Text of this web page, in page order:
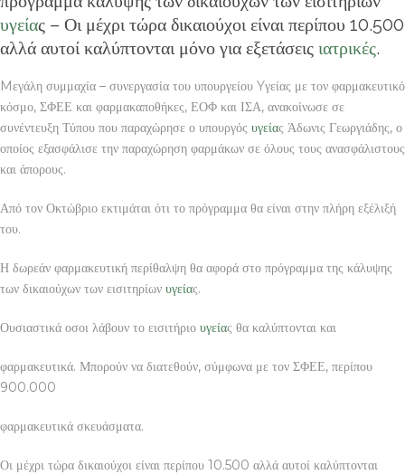
υγείας – Οι μέχρι τώρα δικαιούχοι είναι περίπου 10.500
αλλά αυτοί καλύπτονται μόνο για εξετάσεις ιατρικές.
Mεγάλη συμμαχία – συνεργασία του υπουργείου Yγείας με τον φαρμακευτικό
κόσμο, ΣΦΕΕ και φαρμακαποθήκες, ΕΟΦ και ΙΣΑ, ανακοίνωσε σε
συνέντευξη Τύπου που παραχώρησε ο υπουργός υγείας Άδωνις Γεωργιάδης, ο
οποίος εξασφάλισε την παραχώρηση φαρμάκων σε όλους τους ανασφάλιστους
και άπορους.
Από τον Οκτώβριο εκτιμάται ότι το πρόγραμμα θα είναι στην πλήρη εξέλιξή
του.
Η δωρεάν φαρμακευτική περίθαλψη θα αφορά στο πρόγραμμα της κάλυψης
των δικαιούχων των εισιτηρίων υγείας.
Ουσιαστικά οσοι λάβουν το εισιτήριο υγείας θα καλύπτονται και
φαρμακευτικά. Μπορούν να διατεθούν, σύμφωνα με τον ΣΦΕΕ, περίπου
900.000
φαρμακευτικά σκευάσματα.
Οι μέχρι τώρα δικαιούχοι είναι περίπου 10.500 αλλά αυτοί καλύπτονται